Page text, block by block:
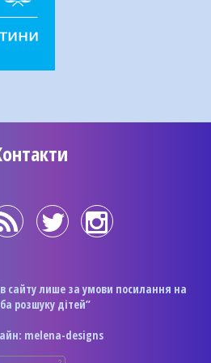
сайту лише за умови посилання на
розшуку дітей”
melena-designs